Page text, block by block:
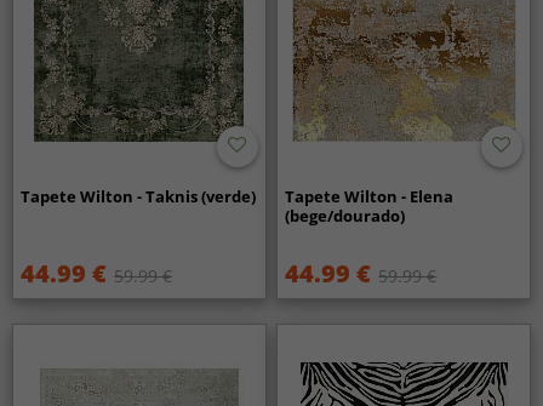
Tapete Wilton - Taknis (verde)
44.99 € 59.99 €
Tapete Wilton - Elena
(bege/dourado)
44.99 € 59.99 €